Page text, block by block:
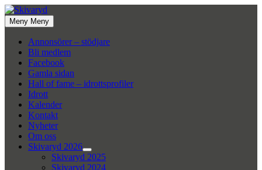
Hoppa
till
innehåll
Meny Meny
Annonsörer – stödjare
Bli medlem
Facebook
Gamla sidan
Hall of fame – idrottsprofiler
Idrott
Kalender
Kontakt
Nyheter
Om oss
Skivaryd 2026
Visa
undermeny
Skivaryd 2025
Skivaryd 2024